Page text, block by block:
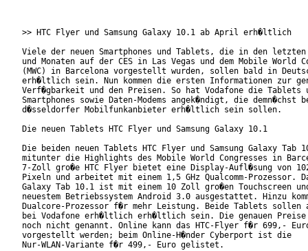
>> HTC Flyer und Samsung Galaxy 10.1 ab April erh�ltlich
Viele der neuen Smartphones und Tablets, die in den letzten
und Monaten auf der CES in Las Vegas und dem Mobile World
(MWC) in Barcelona vorgestellt wurden, sollen bald in
erh�ltlich sein. Nun kommen die ersten Informationen zur
Verf�gbarkeit und den Preisen. So hat Vodafone die Tablets
Smartphones sowie Daten-Modems angek�ndigt, die demn�chst
d�sseldorfer Mobilfunkanbieter erh�ltlich sein sollen.
Die neuen Tablets HTC Flyer und Samsung Galaxy 10.1
Die beiden neuen Tablets HTC Flyer und Samsung Galaxy Tab
mitunter die Highlights des Mobile World Congresses in
7-Zoll gro�e HTC Flyer bietet eine Display-Aufl�sung von
Pixeln und arbeitet mit einem 1,5 GHz Qualcomm-Prozessor.
Galaxy Tab 10.1 ist mit einem 10 Zoll gro�en Touchscreen
neuestem Betriebssystem Android 3.0 ausgestattet. Hinzu
Dualcore-Prozessor f�r mehr Leistung. Beide Tablets sollen
bei Vodafone erh�ltlich erh�ltlich sein. Die genauen Preise
noch nicht genannt. Online kann das HTC-Flyer f�r 699,-
vorgestellt werden; beim Online-H�nder Cyberport ist die
Nur-WLAN-Variante f�r 499,- Euro gelistet.